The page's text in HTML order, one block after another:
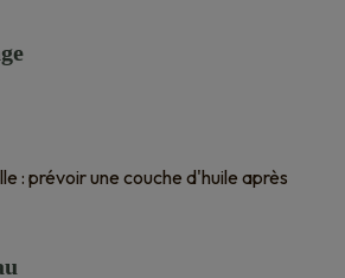
: prévoir une couche d'huile après